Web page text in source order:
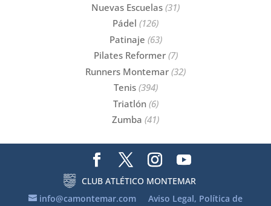
Nuevas Escuelas (31)
Pádel (126)
Patinaje (63)
Pilates Reformer(7)
Runners Montemar (32)
Tenis(394)
Triatlón(6)
Zumba (41)
CLUB ATLÉTICO MONTEMAR
info@camontemar.com
Aviso Legal, Política de